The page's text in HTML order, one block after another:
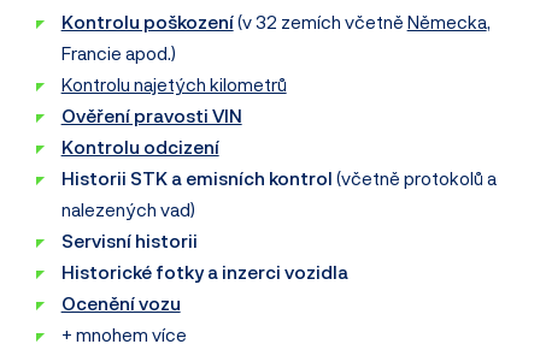
Kontrolu poškození(v 32 zemích včetně Německa,
Francie apod.)
Kontrolu najetých kilometrů
Ověření pravosti VIN
Kontrolu odcizení
Historii STK a emisních kontrol (včetně protokolů a
nalezených vad)
Servisní historii
Historické fotky a inzerci vozidla
Ocenění vozu
+ mnohem více